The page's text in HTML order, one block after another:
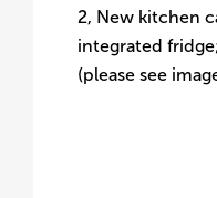
2, New kitchen
integrated
(please see